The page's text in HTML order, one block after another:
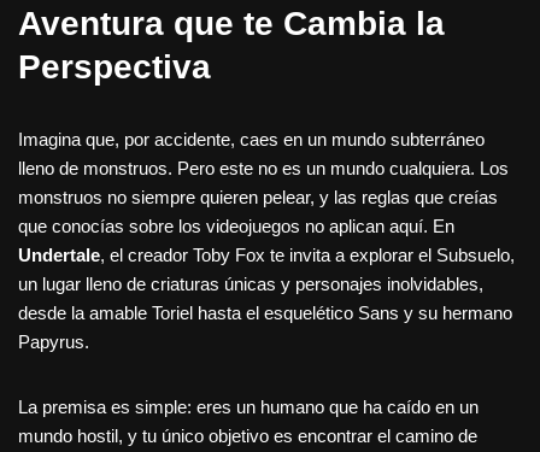
Aventura que te Cambia la
Perspectiva
Imagina que, por accidente, caes en un mundo subterráneo
lleno de monstruos. Pero este no es un mundo cualquiera. Los
monstruos no siempre quieren pelear, y las reglas que creías
que conocías sobre los videojuegos no aplican aquí. En
Undertale, el creador Toby Fox te invita a explorar el Subsuelo,
un lugar lleno de criaturas únicas y personajes inolvidables,
desde la amable Toriel hasta el esquelético Sans y su hermano
Papyrus.
La premisa es simple: eres un humano que ha caído en un
mundo hostil, y tu único objetivo es encontrar el camino de